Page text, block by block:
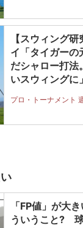
【スウィング
イ「タイガーの
だシャロー打法
いスウィングに」
プロ・トーナメント
「FP値」が大
ういうこと?